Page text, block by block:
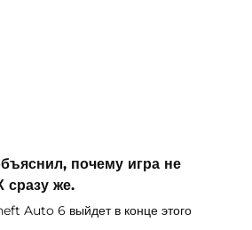
почему игра не
сразу же.
Auto 6 выйдет в конце этого